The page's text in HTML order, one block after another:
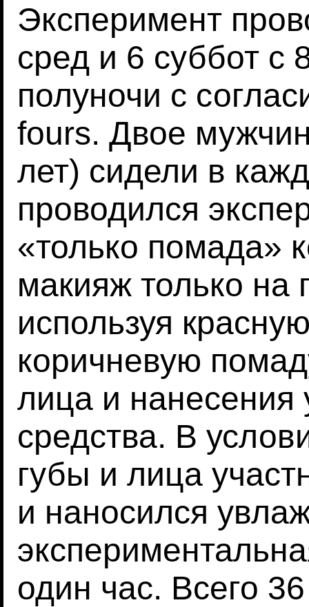
Эксперимент
сред и 6 суббот с
полуночи с
fours. Двое
лет) сидели в
проводился
«только помада»
макияж только на
используя
коричневую
лица и
средства. В
губы и лица
и наносился
один час. Всего